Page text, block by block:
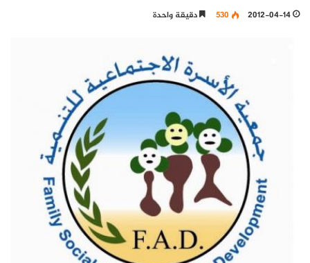
2012-04-14
530 دقيقة واحدة